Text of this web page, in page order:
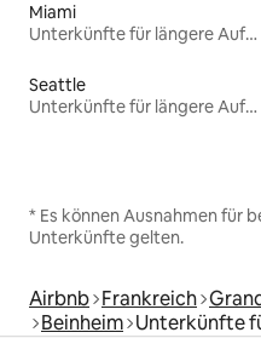
Miami
Unterkünfte für längere Aufenthalte
Seattle
Unterkünfte für längere Aufenthalte
* Es können Ausnahmen für
Unterkünfte gelten.
Airbnb Frankreich
Beinheim Unterkünfte